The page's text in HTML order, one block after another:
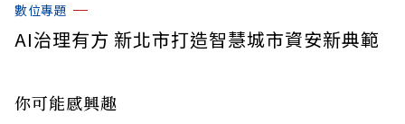
數位專題
AI治理有方 新北市打造智慧城市資安新典範
你可能感興趣